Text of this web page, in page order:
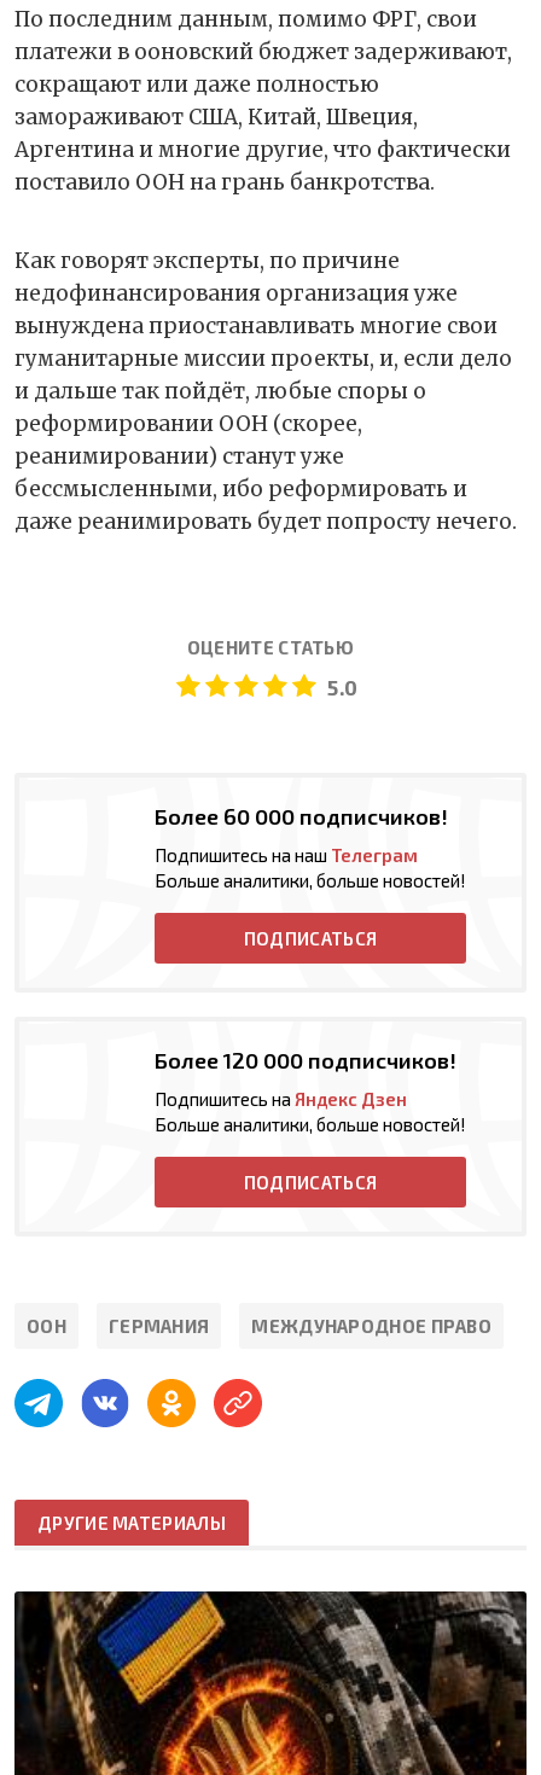
По последним данным, помимо ФРГ, свои
платежи в ооновский бюджет задерживают,
сокращают или даже полностью
замораживают США, Китай, Швеция,
Аргентина и многие другие, что фактически
поставило ООН на грань банкротства.
Как говорят эксперты, по причине
недофинансирования организация уже
вынуждена приостанавливать многие свои
гуманитарные миссии проекты, и, если дело
и дальше так пойдёт, любые споры о
реформировании ООН (скорее,
реанимировании) станут уже
бессмысленными, ибо реформировать и
даже реанимировать будет попросту нечего.
ОЦЕНИТЕ СТАТЬЮ
5.0
Более 60 000 подписчиков!
Подпишитесь на наш Телеграм
Больше аналитики, больше новостей!
ПОДПИСАТЬСЯ
Более 120 000 подписчиков!
Подпишитесь на Яндекс Дзен
Больше аналитики, больше новостей!
ПОДПИСАТЬСЯ
ООН ГЕРМАНИЯ МЕЖДУНАРОДНОЕ ПРАВО
ДРУГИЕ МАТЕРИАЛЫ